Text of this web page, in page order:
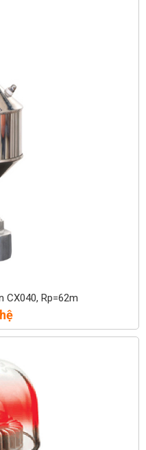
CX040, Rp=62m